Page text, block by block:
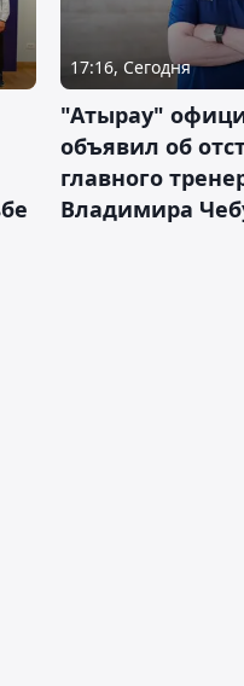
17:16, Сегодня
"Атырау"
объявил об
главного
Владимира